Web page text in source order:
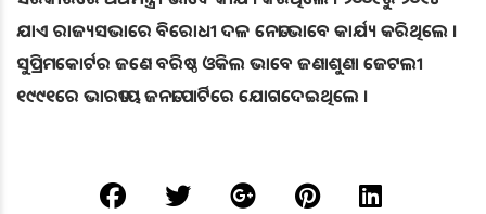
ଯାଏ ରାଜ୍ୟସଭାରେ ବିରୋଧୀ ଦଳ ନେତା ଭାବେ କାର୍ଯ୍ୟ କରିଥିଲେ ।
ସୁପ୍ରିମକୋର୍ଟର ଜଣେ ବରିଷ୍ଠ ଓକିଲ ଭାବେ ଜଣାଶୁଣା ଜେଟଲୀ
୧୯୯୧ରେ ଭାରତୀୟ ଜନତା ପାର୍ଟିରେ ଯୋଗଦେଇଥିଲେ ।